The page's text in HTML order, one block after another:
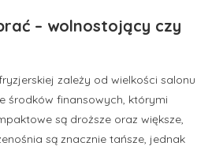
– wolnostojący czy
zależy od wielkości salonu
środków finansowych, którymi
są droższe oraz większe,
są znacznie tańsze, jednak